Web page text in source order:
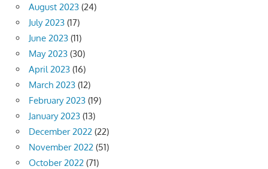
August 2023 (24)
July 2023 (17)
June 2023 (11)
May 2023 (30)
April 2023 (16)
March 2023 (12)
February 2023 (19)
January 2023 (13)
December 2022 (22)
November 2022 (51)
October 2022 (71)